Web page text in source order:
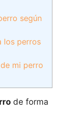
según
los perros
mi perro
de forma